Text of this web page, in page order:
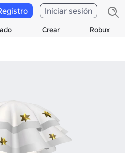
Crear Robux
Iniciar sesión